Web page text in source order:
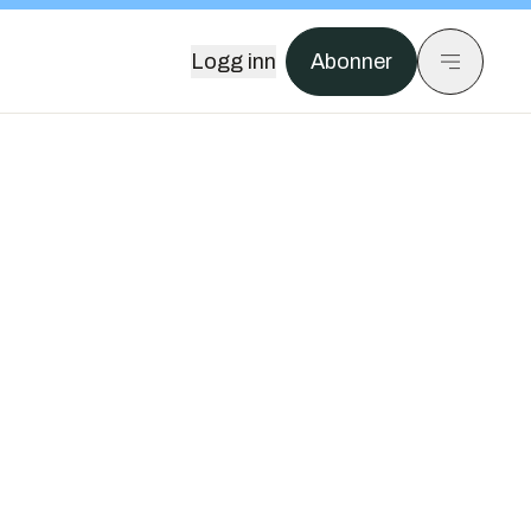
Logg inn Abonner